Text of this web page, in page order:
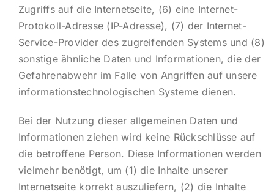
Zugriffs auf die Internetseite, (6) eine Internet-
Protokoll-Adresse (IP-Adresse), (7) der Internet-
Service-Provider des zugreifenden Systems und (8)
sonstige ähnliche Daten und Informationen, die der
Gefahrenabwehr im Falle von Angriffen auf unsere
informationstechnologischen Systeme dienen.
Bei der Nutzung dieser allgemeinen Daten und
Informationen ziehen wird keine Rückschlüsse auf
die betroffene Person. Diese Informationen werden
vielmehr benötigt, um (1) die Inhalte unserer
Internetseite korrekt auszuliefern, (2) die Inhalte